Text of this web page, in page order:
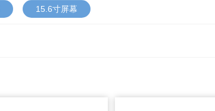
15.6寸屏幕